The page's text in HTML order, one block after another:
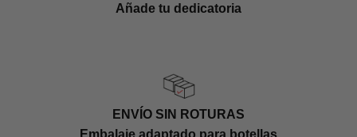
Añade tu dedicatoria
ENVÍO SIN ROTURAS
Embalaje adaptado para botellas